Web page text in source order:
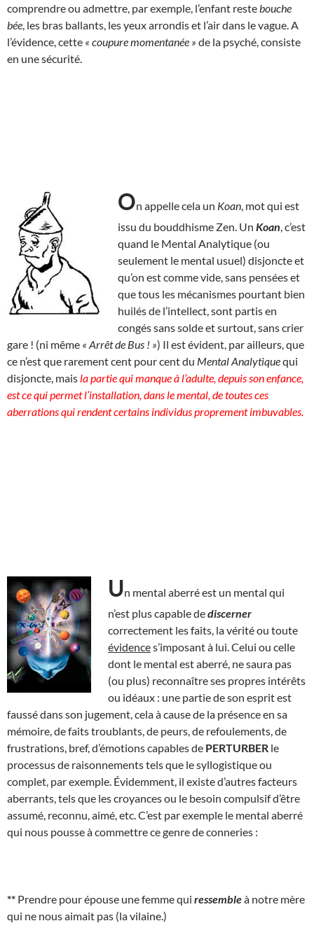
comprendre ou admettre, par exemple, l’enfant reste bouche
bée , les bras ballants, les yeux arrondis et l’air dans le vague. A
l’évidence, cette « coupure momentanée » de la psyché, consiste
en une sécurité.
On appelle cela un Koan , mot qui est
issu du bouddhisme Zen. Un Koan , c’est
quand le Mental Analytique (ou
seulement le mental usuel) disjoncte et
qu’on est comme vide, sans pensées et
que tous les mécanismes pourtant bien
huilés de l’intellect, sont partis en
congés sans solde et surtout, sans crier
gare ! (ni même « Arrêt de Bus ! ») Il est évident, par ailleurs, que
ce n’est que rarement cent pour cent du Mental Analytiquequi
disjoncte, mais la partie qui manque à l’adulte, depuis son enfance,
est ce qui permet l’installation, dans le mental, de toutes ces
aberrations qui rendent certains individus proprement imbuvables.
Un mental aberré est un mental qui
n’est plus capable dediscerner
correctement les faits, la vérité ou toute
évidences’imposant à lui. Celui ou celle
dont le mental est aberré, ne saura pas
(ou plus) reconnaître ses propres intérêts
ou idéaux : une partie de son esprit est
faussé dans son jugement, cela à cause de la présence en sa
mémoire, de faits troublants, de peurs, de refoulements, de
frustrations, bref, d’émotions capables de PERTURBER le
processus de raisonnements tels que le syllogistique ou
complet, par exemple. Évidemment, il existe d’autres facteurs
aberrants, tels que les croyances ou le besoin compulsif d’être
assumé, reconnu, aimé, etc. C’est par exemple le mental aberré
qui nous pousse à commettre ce genre de conneries :
** Prendre pour épouse une femme qui ressembleà notre mère
qui ne nous aimait pas (la vilaine.)